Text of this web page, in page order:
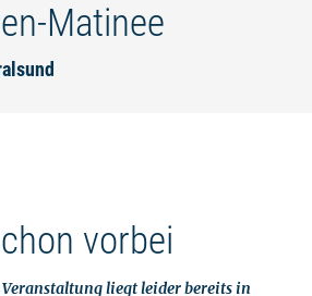
Matinee
vorbei
liegt leider bereits in